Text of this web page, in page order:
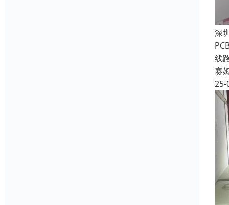
深
线
赛
25-